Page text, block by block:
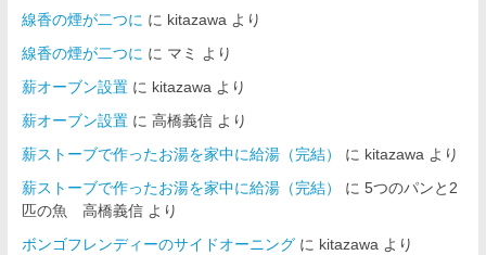
線香の煙が二つに に kitazawaより
線香の煙が二つに に マミ より
薪オーブン設置に kitazawaより
薪オーブン設置に 高橋義信より
薪ストーブで作ったお湯を家中に給湯（完結）
に kitazawaより
薪ストーブで作ったお湯を家中に給湯（完結）
に 5つのパンと2
匹の魚 高橋義信より
ボンゴフレンディーのサイドオーニングに kitazawaより